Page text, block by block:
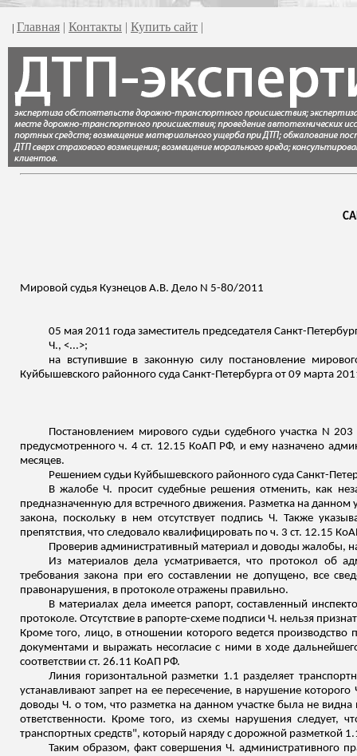
| Главная | Контакты | Купить сайт |
Мировой судья Кузнецов А.В. Дело N 5-80/2011
05 мая 2011 года заместитель председателя Санкт-
Ч., <...>;
на вступившие в законную силу постановление
Куйбышевского районного суда Санкт-Петербурга от 09 марта
Постановлением мирового судьи судебного участка N
предусмотренного ч. 4 ст. 12.15 КоАП РФ, и ему назначено
месяцев.
Решением судьи Куйбышевского районного суда Санкт-
В жалобе Ч. просит судебные решения отменить, как
предназначенную для встречного движения. Разметка на данном
закона, поскольку в нем отсутствует подпись Ч. Также
препятствия, что следовало квалифицировать по ч. 3 ст. 12.15
Проверив административный материал и доводы жалобы,
Из материалов дела усматривается, что протокол об
требования закона при его составлении не допущено, все
правонарушения, в протоколе отражены правильно.
В материалах дела имеется рапорт, составленный
протоколе. Отсутствие в рапорте-схеме подписи Ч. нельзя
Кроме того, лицо, в отношении которого ведется
документами и выражать несогласие с ними в ходе
соответствии ст. 26.11 КоАП РФ.
Линия горизонтальной разметки 1.1 разделяет
устанавливают запрет на ее пересечение, в нарушение
доводы Ч. о том, что разметка на данном участке была не
ответственности. Кроме того, из схемы нарушения
транспортных средств", который наряду с дорожной разметкой
Таким образом, факт совершения Ч. административного